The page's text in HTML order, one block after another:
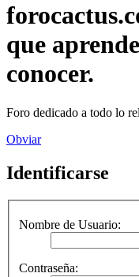
que
conocer.
Foro dedicado a todo lo
Obviar
Identificarse
Nombre de Usuario:
Contraseña: